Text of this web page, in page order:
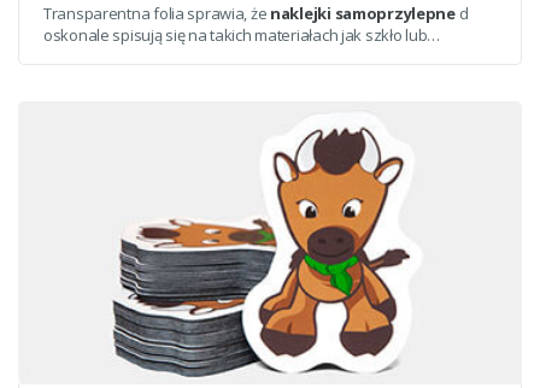
Transparentna folia sprawia, że naklejki samoprzylepned
oskonale spisują się na takich materiałach jak szkło lub